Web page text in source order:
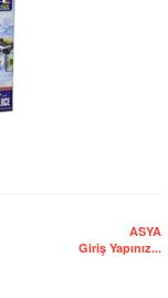
ASYA
Giriş Yapınız...